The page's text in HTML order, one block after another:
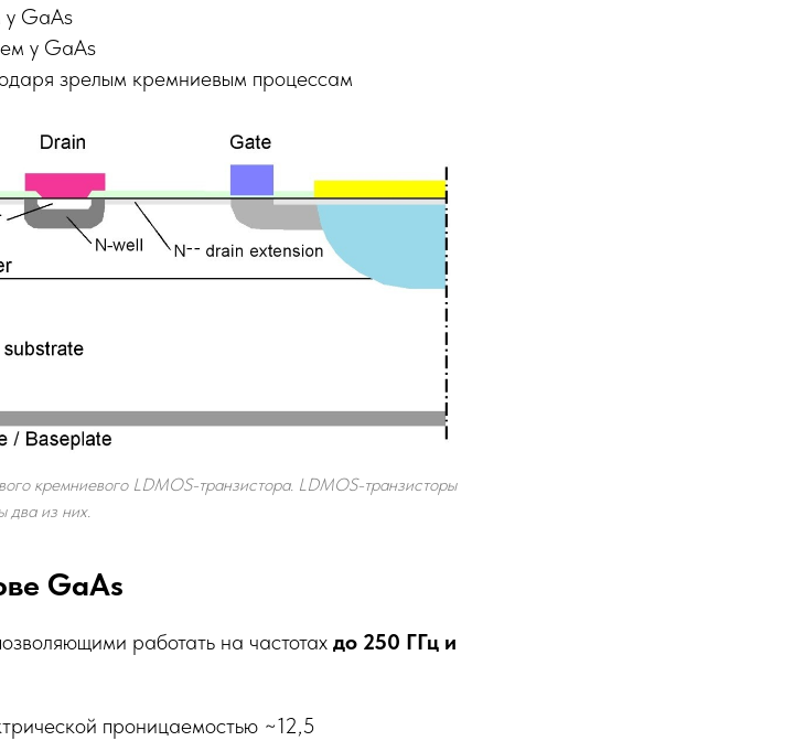
у GaAs
у GaAs
зрелым кремниевым процессам
кремниевого LDMOS-транзистора. LDMOS-транзисторы
два из них.
GaAs
работать на частотах до 250 ГГц и
проницаемостью ~12,5